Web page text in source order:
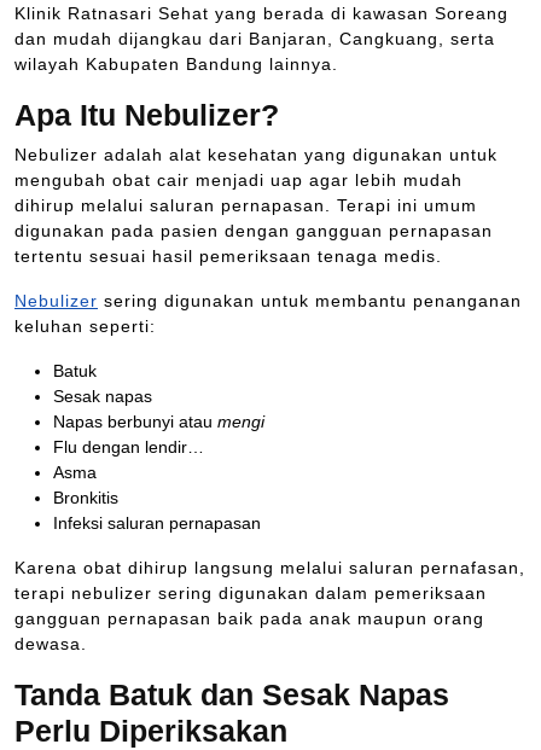
Klinik Ratnasari Sehat yang berada di kawasan Soreang
dan mudah dijangkau dari Banjaran, Cangkuang, serta
wilayah Kabupaten Bandung lainnya.
Apa Itu Nebulizer?
Nebulizer adalah alat kesehatan yang digunakan untuk
mengubah obat cair menjadi uap agar lebih mudah
dihirup melalui saluran pernapasan. Terapi ini umum
digunakan pada pasien dengan gangguan pernapasan
tertentu sesuai hasil pemeriksaan tenaga medis.
Nebulizer sering digunakan untuk membantu penanganan
keluhan seperti:
Batuk
Sesak napas
Napas berbunyi atau mengi
Flu dengan lendir…
Asma
Bronkitis
Infeksi saluran pernapasan
Karena obat dihirup langsung melalui saluran pernafasan,
terapi nebulizer sering digunakan dalam pemeriksaan
gangguan pernapasan baik pada anak maupun orang
dewasa.
Tanda Batuk dan Sesak Napas
Perlu Diperiksakan